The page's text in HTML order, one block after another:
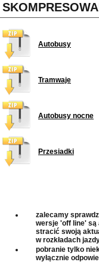
Autobusy
Tramwaje
Autobusy nocne
Przesiadki
zalecamy
wersje 'off line' są
stracić swoją
w rozkładach
pobranie tylko
wyłącznie